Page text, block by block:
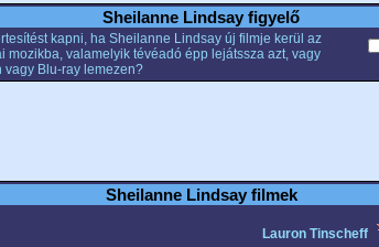
Sheilanne Lindsay figyelő
kapni, ha Sheilanne Lindsay új filmje kerül az
mozikba, valamelyik tévéadó épp lejátssza azt, vagy
vagy Blu-ray lemezen?
Sheilanne Lindsay filmek
Lauron Tinscheff